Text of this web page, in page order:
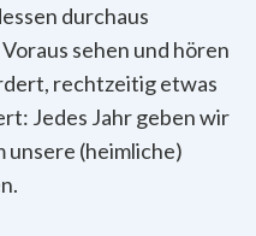
durchaus
sehen und hören
rechtzeitig etwas
Jedes Jahr geben wir
unsere (heimliche)